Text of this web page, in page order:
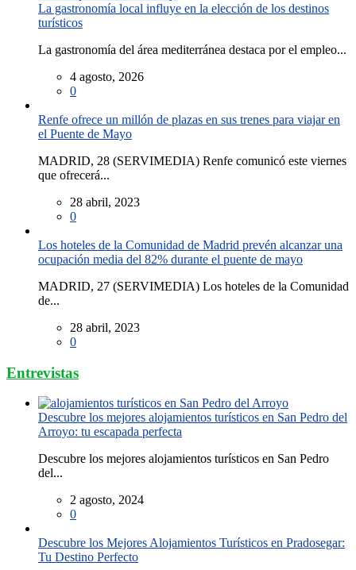
La gastronomía local influye en la elección de los destinos
turísticos
La gastronomía del área mediterránea destaca por el empleo...
4 agosto, 2026
0
Renfe ofrece un millón de plazas en sus trenes para viajar en
el Puente de Mayo
MADRID, 28 (SERVIMEDIA) Renfe comunicó este viernes
que ofrecerá...
28 abril, 2023
0
Los hoteles de la Comunidad de Madrid prevén alcanzar una
ocupación media del 82% durante el puente de mayo
MADRID, 27 (SERVIMEDIA) Los hoteles de la Comunidad
de...
28 abril, 2023
0
Entrevistas
Descubre los mejores alojamientos turísticos en San Pedro del
Arroyo: tu escapada perfecta
Descubre los mejores alojamientos turísticos en San Pedro
del...
2 agosto, 2024
0
Descubre los Mejores Alojamientos Turísticos en Pradosegar:
Tu Destino Perfecto